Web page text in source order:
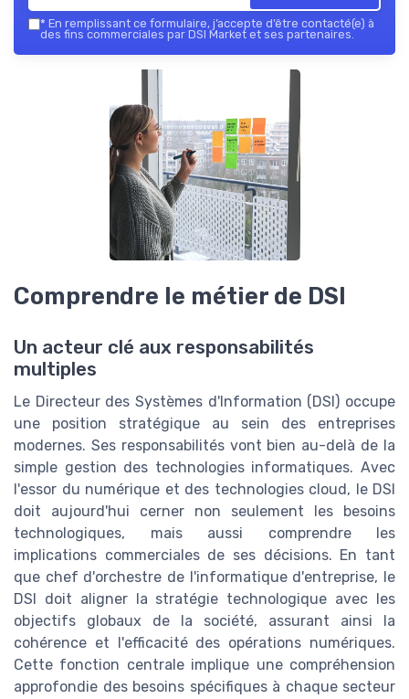
* En remplissant ce formulaire, j’accepte d’être contacté(e) à
des fins commerciales par DSI Market et ses partenaires.
Comprendre le métier de DSI
Un acteur clé aux responsabilités
multiples
Le Directeur des Systèmes d'Information (DSI) occupe
une position stratégique au sein des entreprises
modernes. Ses responsabilités vont bien au-delà de la
simple gestion des technologies informatiques. Avec
l'essor du numérique et des technologies cloud, le DSI
doit aujourd'hui cerner non seulement les besoins
technologiques, mais aussi comprendre les
implications commerciales de ses décisions. En tant
que chef d'orchestre de l'informatique d'entreprise, le
DSI doit aligner la stratégie technologique avec les
objectifs globaux de la société, assurant ainsi la
cohérence et l'efficacité des opérations numériques.
Cette fonction centrale implique une compréhension
approfondie des besoins spécifiques à chaque secteur